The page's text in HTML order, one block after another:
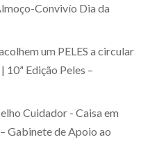
Convivío Dia da
um PELES a circular
10ª Edição Peles –
Cuidador - Caisa em
Gabinete de Apoio ao